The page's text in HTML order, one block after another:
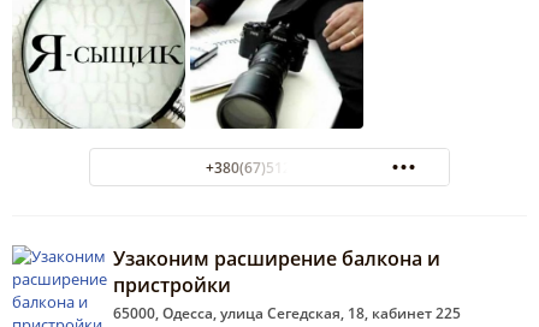
+380(67)512-98-57
Узаконим расширение балкона и
пристройки
65000, Одесса, улица Сегедская, 18, кабинет 225